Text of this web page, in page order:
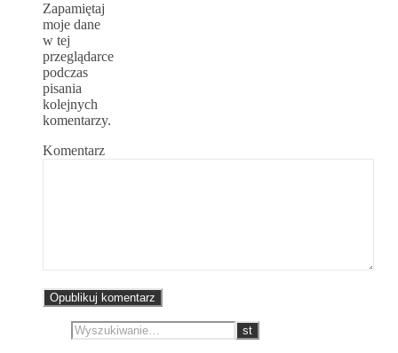
Zapamiętaj
moje dane
w tej
przeglądarce
podczas
pisania
kolejnych
komentarzy.
Komentarz